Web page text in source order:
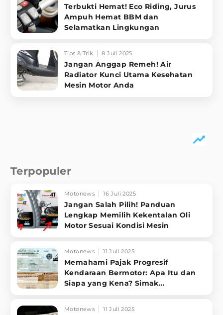
Terbukti Hemat! Eco Riding, Jurus
Ampuh Hemat BBM dan
Selamatkan Lingkungan
Tips & Trik 8 Juli 2025
Jangan Anggap Remeh! Air
Radiator Kunci Utama Kesehatan
Mesin Motor Anda
Terpopuler
Motonews 16 Juli 2025
Jangan Salah Pilih! Panduan
Lengkap Memilih Kekentalan Oli
Motor Sesuai Kondisi Mesin
Motonews 11 Juli 2025
Memahami Pajak Progresif
Kendaraan Bermotor: Apa Itu dan
Siapa yang Kena? Simak
Motonews 11 Juli 2025